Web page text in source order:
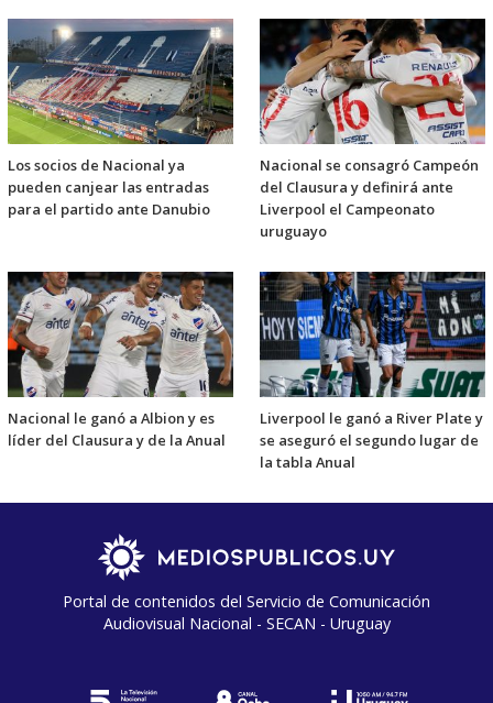
Los socios de Nacional ya
pueden canjear las entradas
para el partido ante Danubio
Nacional se consagró Campeón
del Clausura y definirá ante
Liverpool el Campeonato
uruguayo
Nacional le ganó a Albion y es
líder del Clausura y de la Anual
Liverpool le ganó a River Plate y
se aseguró el segundo lugar de
la tabla Anual
Portal de contenidos del Servicio de Comunicación
Audiovisual Nacional - SECAN - Uruguay